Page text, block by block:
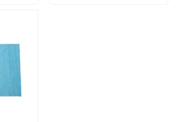
кислорода
перемещения